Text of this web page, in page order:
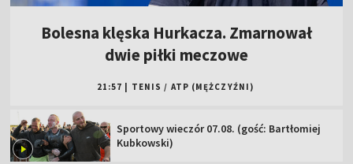
Bolesna klęska Hurkacza. Zmarnował
dwie piłki meczowe
21:57 TENIS / ATP (MĘŻCZYŹNI)
Sportowy wieczór 07.08. (gość: Bartłomiej
Kubkowski)